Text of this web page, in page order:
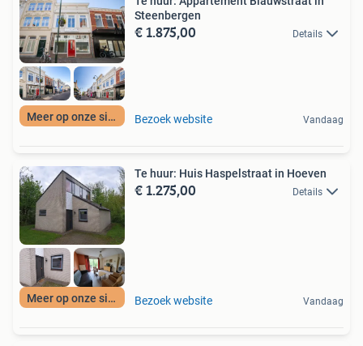
Meer op onze site
Steenbergen
€ 1.875,00 Details
Bezoek website Vandaag
Meer op onze site
Te huur: Huis Haspelstraat in Hoeven
€ 1.275,00 Details
Bezoek website Vandaag